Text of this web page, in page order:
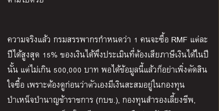
ความจริงแล้ว กรมสรรพากรกำหนดว่า 1 คนจะซื้อ RMF แต่ละ
ปีได้สูงสุด 15% ของเงินได้พึงประเมินที่ต้องเสียภาษีเงินได้ในปี
นั้น แต่ไม่เกิน 500,000 บาท พอได้ข้อมูลนี้แล้วก็อย่าเพิ่งตัดสิน
ใจซื้อ เพราะต้องดูก่อนว่าตัวเองมีเงินสะสมอยู่ในกองทุน
บำเหน็จบำนาญข้าราชการ (กบข.), กองทุนสำรองเลี้ยงชีพ,